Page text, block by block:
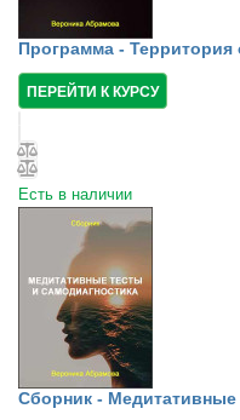
Программа - Территория
ПЕРЕЙТИ К КУРСУ
Есть в наличии
Сборник - Медитативные